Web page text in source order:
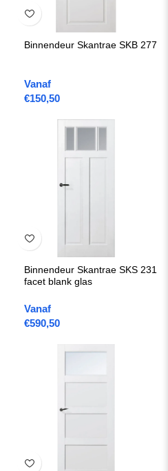
Binnendeur Skantrae SKB 277
Vanaf
€150,50
Binnendeur Skantrae SKS 231
facet blank glas
Vanaf
€590,50